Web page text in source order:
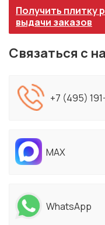
Получить плитку
выдачи заказов
Связаться с
+7 (495)
MAX
WhatsApp